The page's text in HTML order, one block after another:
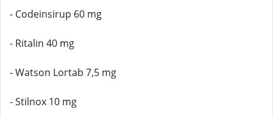
- Codeinsirup 60 mg
- Ritalin 40 mg
- Watson Lortab 7,5 mg
- Stilnox 10 mg